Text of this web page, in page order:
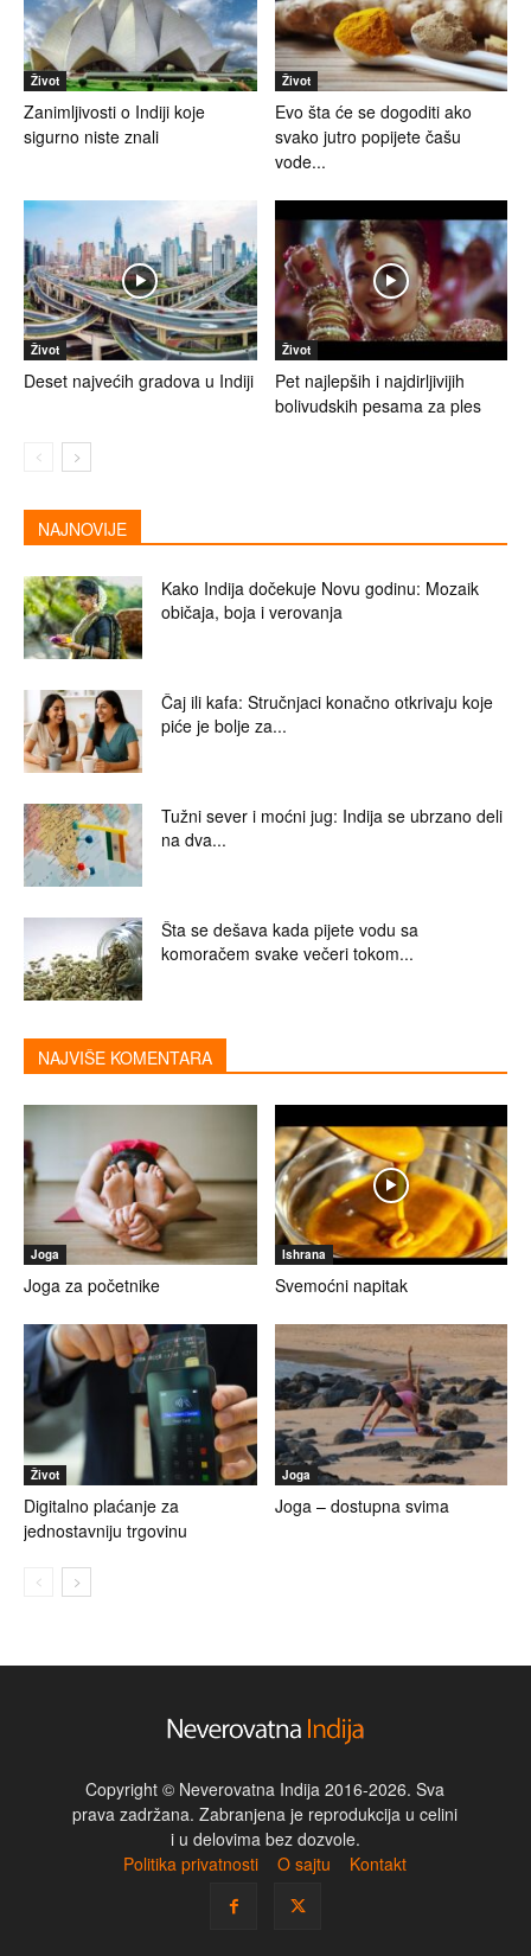
Život
Zanimljivosti o Indiji koje
sigurno niste znali
Život
Evo šta će se dogoditi ako
svako jutro popijete čašu
vode...
Život
Deset najvećih gradova u Indiji
Život
Pet najlepših i najdirljivijih
bolivudskih pesama za ples
NAJNOVIJE
Kako Indija dočekuje Novu godinu: Mozaik
običaja, boja i verovanja
Čaj ili kafa: Stručnjaci konačno otkrivaju koje
piće je bolje za...
Tužni sever i moćni jug: Indija se ubrzano deli
na dva...
Šta se dešava kada pijete vodu sa
komoračem svake večeri tokom...
NAJVIŠE KOMENTARA
Joga
Joga za početnike
Ishrana
Svemoćni napitak
Život
Digitalno plaćanje za
jednostavniju trgovinu
Joga
Joga – dostupna svima
Copyright © Neverovatna Indija 2016-2026. Sva
prava zadržana. Zabranjena je reprodukcija u celini
i u delovima bez dozvole.
Politika privatnosti
O sajtu Kontakt